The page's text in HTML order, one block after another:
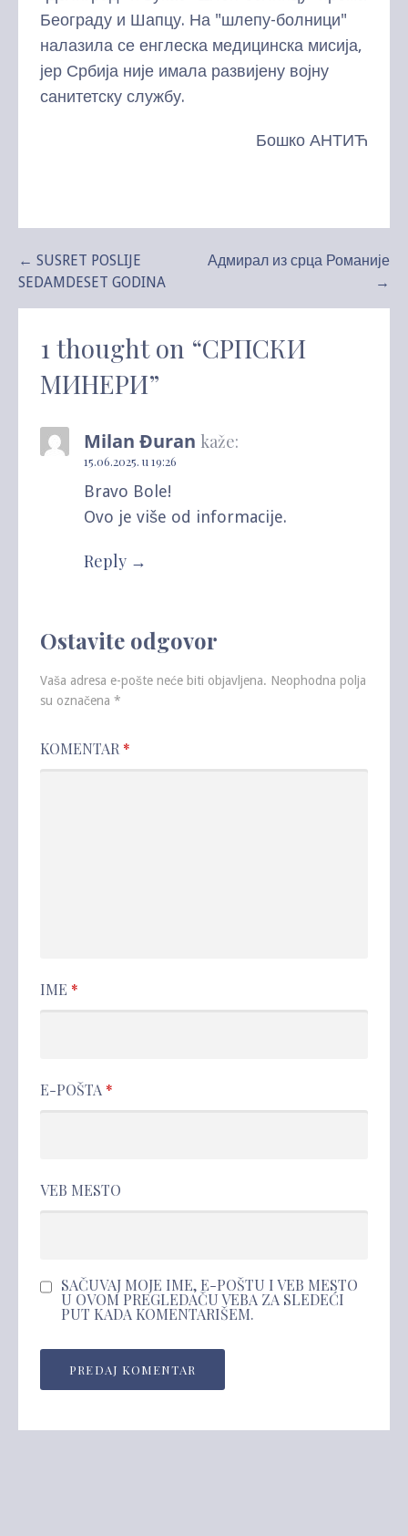
Београду и Шапцу. На "шлепу-болници"
налазила се енглеска медицинска мисија,
јер Србија није имала развијену војну
санитетску службу.
Бошко АНТИЋ
Kretanje
članka
← SUSRET POSLIJE
SEDAMDESET GODINA
Адмирал из срца Романије
→
1 thought on “СРПСКИ
МИНЕРИ”
Milan Đuran kaže:
15.06.2025. u 19:26
Bravo Bole!
Ovo je više od informacije.
Reply
Ostavite odgovor
Vaša adresa e-pošte neće biti objavljena. Neophodna polja
su označena *
KOMENTAR *
IME *
E-POŠTA *
VEB MESTO
SAČUVAJ MOJE IME, E-POŠTU I VEB MESTO
U OVOM PREGLEDAČU VEBA ZA SLEDEĆI
PUT KADA KOMENTARIŠEM.